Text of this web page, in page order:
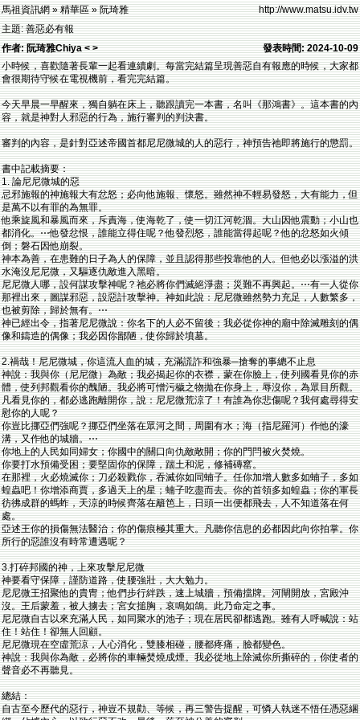
馬祖資訊網 » 精華區 » 阮琦雅
http://www.matsu.idv.tw
主題: 善惡必有報
作者: 阮琦雅Chiya < >
發表時間: 2024-10-09
小時候，喜歡隨著長輩一起看連續劇。每當完結篇呈現善惡自有報應的時候，大家都
會很期待守候在電視機前，看完完結篇。
今天早晨一早醒來，獨自躺在床上，聽跟讀完一本書，名叫《那鴻書》。這本書的內
容，就是神對人邪惡的行為，施行審判的判決書。
審判的內容，是針對亞述帝國首都尼尼微城的人的惡行，神預告祂即將施行的懲罰。
書中記載摘要：
1. 論尼尼微城的惡
忌邪施報的神施報大有忿怒；必向他施報、懷怒。雖然神不輕易發怒，大有能力，但
是萬不以有罪的為無罪。
他乘旋風和暴風而來，斥責海，使海乾了，使一切江河乾涸。大山因他震動；小山也
都消化。⋯他發忿恨，誰能立得住呢？他發烈怒，誰能當得起呢？他的忿怒如火傾
倒；磐石因他崩裂。
神本為善，在患難的日子為人的保障，並且認得那些投靠他的人。但他必以漲溢的洪
水淹沒尼尼微，又驅逐仇敵進入黑暗。
尼尼微人哪，設何謀攻擊神呢？祂必將你們滅絕淨盡；災難不再興起。⋯有一人從你
那裡出來，圖謀邪惡，設惡計攻擊神。神如此說：尼尼微雖然勢力充足，人數繁多，
也被剪除，歸於無有。⋯
神已經出令，指著尼尼微說：你名下的人必不留後；我必從你神的廟中除滅雕刻的偶
像和鑄造的偶像；我必因你鄙陋，使你歸於墳墓。
2.禍哉！尼尼微城，你這流人血的城，充滿謊詐和強暴─搶奪的事總不止息
神說：我與你（尼尼微）為敵；我必揭起你的衣襟，蒙在你臉上，使列國看見你的赤
體，使列邦觀看你的醜陋。我必將可憎污穢之物拋在你身上，辱沒你，為眾目所觀。
凡看見你的，都必逃跑離開你，說：尼尼微荒涼了！有誰為你悲傷呢？我何處尋得安
慰你的人呢？
你豈比挪亞們強呢？挪亞們坐落在眾河之間，周圍有水；海（指尼羅河）作他的濠
溝，又作他的城牆。⋯
你地上的人民如同婦女；你國中的關口向仇敵敞開；你的門閂被火焚燒。
你要打水預備受困；要堅固你的保障，踹土和泥，修補磚窰。
在那裡，火必燒滅你；刀必殺戮你，吞滅你如同蝻子。任你加增人數多如蝻子，多如
蝗蟲吧！你增添商賈，多過天上的星；蝻子吃盡而去。你的首領多如蝗蟲；你的軍長
彷彿成群的螞蚱，天涼的時候齊落在籬笆上，日頭一出便都飛去，人不知道落在何
處。
亞述王你的損傷無法醫治；你的傷痕極其重大。凡聽你信息的必都因此向你拍掌。你
所行的惡誰沒有時常遭遇呢？
3.打碎邦國的神，上來攻擊尼尼微
神要看守保障，謹防道路，使腰強壯，大大勉力。
尼尼微王招聚他的貴冑；他們步行絆跌，速上城牆，預備擋牌。河閘開放，宮殿沖
沒。王后蒙羞，被人擄去；宮女搥胸，哀鳴如鴿。此乃命定之事。
尼尼微自古以來充滿人民，如同聚水的池子；現在居民卻都逃跑。雖有人呼喊說：站
住！站住！卻無人回顧。
尼尼微現在空虛荒涼，人心消化，雙膝相碰，腰都疼痛，臉都變色。
神說：我與你為敵，必將你的車輛焚燒成煙。我必從地上除滅你所撕碎的，你使者的
聲音必不再聽見。
總結：
自古至今歷代的惡行，神豈不規勸、等候，再三警告提醒，可憐人執迷不悟任憑惡綑